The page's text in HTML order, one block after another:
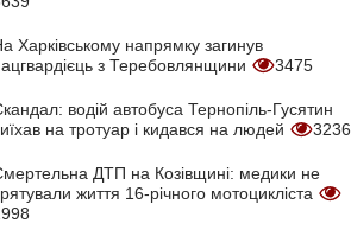
Харківському напрямку загинув
з Теребовлянщини
3475
водій автобуса Тернопіль-Гусятин
на тротуар і кидався на людей
3236
ДТП на Козівщині: медики не
життя 16-річного мотоцикліста